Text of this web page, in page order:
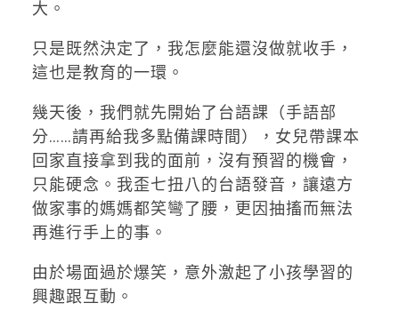
大。
只是既然決定了，我怎麼能還沒做就收手，
這也是教育的一環。
幾天後，我們就先開始了台語課（手語部
分……請再給我多點備課時間），女兒帶課本
回家直接拿到我的面前，沒有預習的機會，
只能硬念。我歪七扭八的台語發音，讓遠方
做家事的媽媽都笑彎了腰，更因抽搐而無法
再進行手上的事。
由於場面過於爆笑，意外激起了小孩學習的
興趣跟互動。